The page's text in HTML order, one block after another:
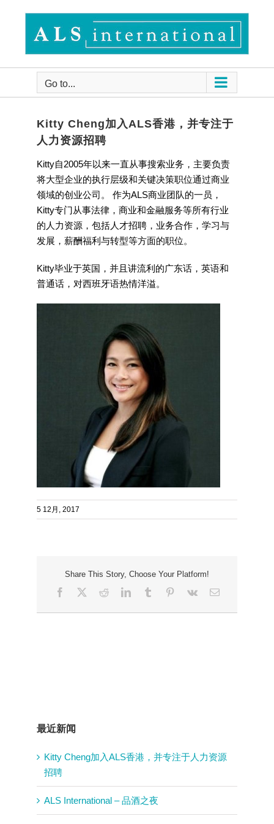
Go to...
Kitty Cheng加入ALS香港，并专注于
人力资源招聘
Kitty自2005年以来一直从事搜索业务，主要负责
将大型企业的执行层级和关键决策职位通过商业
领域的创业公司。 作为ALS商业团队的一员，
Kitty专门从事法律，商业和金融服务等所有行业
的人力资源，包括人才招聘，业务合作，学习与
发展，薪酬福利与转型等方面的职位。
Kitty毕业于英国，并且讲流利的广东话，英语和
普通话，对西班牙语热情洋溢。
5 12月, 2017
Share This Story, Choose Your Platform!
Facebook RedditLinkedInTumblr Pinterest
Vk Email
最近新闻
Kitty Cheng加入ALS香港，并专注于人力资源
招聘
ALS International – 品酒之夜